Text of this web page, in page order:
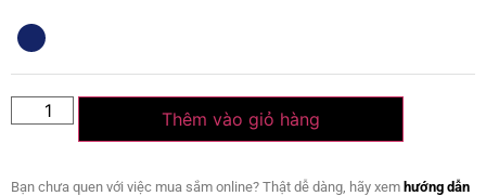
Thêm vào giỏ hàng
Bạn chưa quen với việc mua sắm online? Thật dễ dàng, hãy xem hướng dẫn